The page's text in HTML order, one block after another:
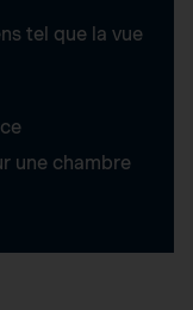
tel que la vue
une chambre